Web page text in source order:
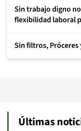
Sin trabajo digno
flexibilidad laboral
Sin filtros, Próceres
Últimas